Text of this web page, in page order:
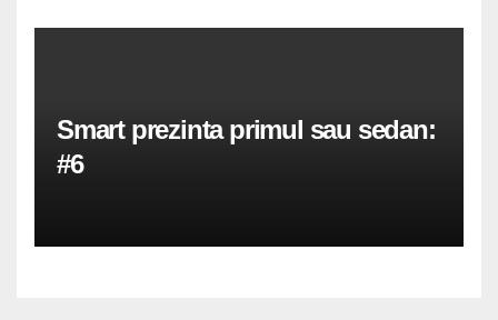
Smart prezinta primul sau sedan:
#6